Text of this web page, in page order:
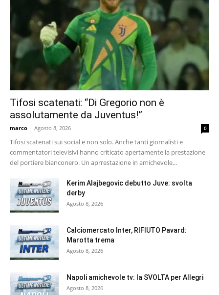
Tifosi scatenati: “Di Gregorio non è
assolutamente da Juventus!”
marco - Agosto 8, 2026 0
Tifosi scatenati sui social e non solo. Anche tanti giornalisti e
commentatori televisivi hanno criticato apertamente la prestazione
del portiere bianconero. Un aprrestazione in amichevole...
Kerim Alajbegovic debutto Juve: svolta
derby
Agosto 8, 2026
Calciomercato Inter, RIFIUTO Pavard:
Marotta trema
Agosto 8, 2026
Napoli amichevole tv: la SVOLTA per Allegri
Agosto 8, 2026